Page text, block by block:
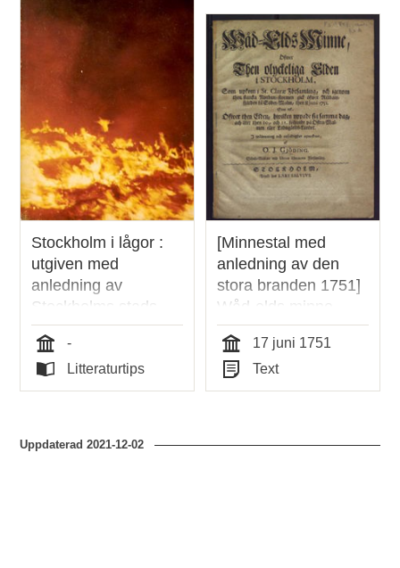
Stockholm i lågor :
utgiven med
anledning av
Stockholms stads
brandstodsbolags
125-årsjubileum / Bo
Grandien
Tid
-
Typ
Litteraturtips
[Minnestal med
anledning av den
stora branden 1751]
Wåd-elds minne,
öfwer then olyckeliga
elden i Stockholm,
som upkom i St.
Clarae församling,
Tid
17 juni 1751
Typ
Text
Uppdaterad2021-12-02